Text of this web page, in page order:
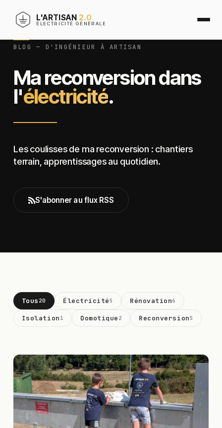
L'ARTISAN 2.0
ÉLECTRICITÉ GÉNÉRALE
BLOG — D'INGÉNIEUR À ARTISAN
Ma reconversion dans
l'électricité.
Les coulisses de ma reconversion : chantiers
terrain, apprentissages au quotidien.
S'abonner au flux RSS
Tous 20 Électricité5 Rénovation6
Isolation 1 Domotique 2 Reconversion5